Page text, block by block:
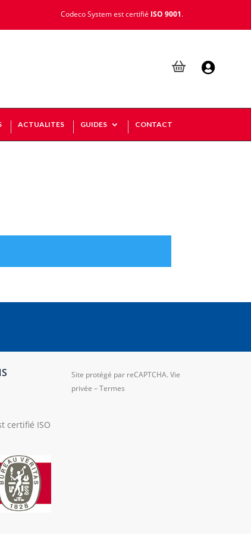
Codeco System est certifié ISO 9001.

ACTUALITES GUIDES CONTACT
certifié ISO
Site protégé par reCAPTCHA.Vie
privée –Termes